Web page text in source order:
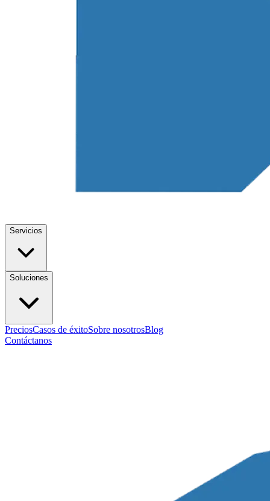
Servicios
Soluciones
PreciosCasos de éxitoSobre nosotrosBlog
Contáctanos